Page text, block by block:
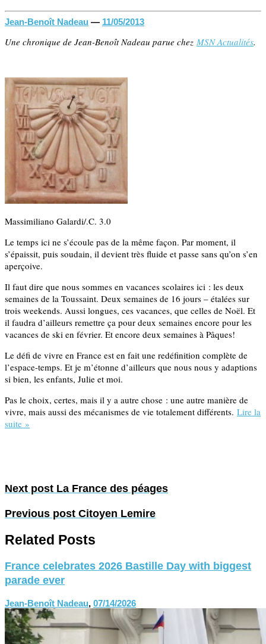
Jean-Benoît Nadeau — 11/05/2013
Une chronique de Jean-Benoît Nadeau parue chez MSN Actualités.
Massimiliano Galardi/.C. 3.0
Le temps ici ne s’écoule pas de la même façon. Par moment, il
s’épaissit, puis soudain, il devient très fluide et passe sans qu’on s’en
aperçoive.
Il faut dire que nous sommes en vacances scolaires ici : les deux
semaines de la Toussaint. Deux semaines de 16 jours – étalées sur
trois weekends. Aussi longues, ces vacances, que celles de Noël. Et
il faudra d’ailleurs remettre ça pour deux semaines encore pour les
vacances de ski en février. Et encore deux semaines à Pâques!
Le défi de vivre en France est en fait une redéfinition complète de
l’espace-temps. Et je m’étonne d’ailleurs que nous nous y adaptions
si bien, les enfants, Julie et moi.
Pas le choix, certes, mais il y a autre chose : une autre manière de
vivre, mais aussi des mécanismes de vie totalement différents. Lire la
suite »
Next post La France des péages
Previous post Citoyen Lemire
Related Posts
France celebrates 2026 Bastille Day with biggest
parade ever
Jean-Benoît Nadeau, 07/14/2026